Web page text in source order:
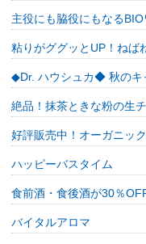
主役にも脇役にもなるBIO
粘りがググッとUP！ねば
◆Dr. ハウシュカ◆ 秋のキ
絶品！抹茶ときな粉の生
好評販売中！オーガニッ
ハッピーバスタイム
食前酒・食後酒が30％
バイタルアロマ